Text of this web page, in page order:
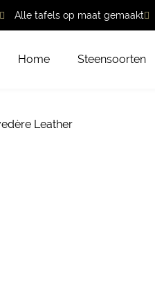
Alle tafels op maat gemaakt
Home Steensoorten